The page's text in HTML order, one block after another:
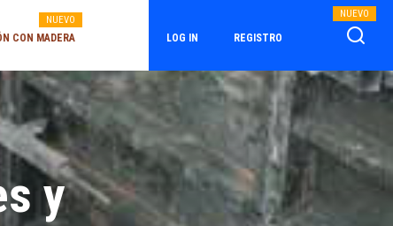
CON MADERA
NUEVO
LOG IN REGISTRO
NUEVO
y